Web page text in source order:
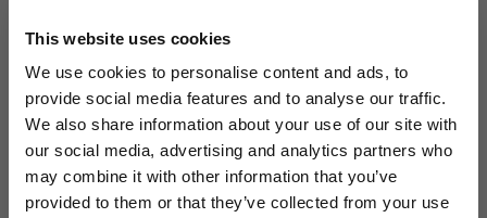
This website uses cookies
We use cookies to personalise content and ads, to
provide social media features and to analyse our traffic.
We also share information about your use of our site with
our social media, advertising and analytics partners who
may combine it with other information that you’ve
provided to them or that they’ve collected from your use
Technische Daten